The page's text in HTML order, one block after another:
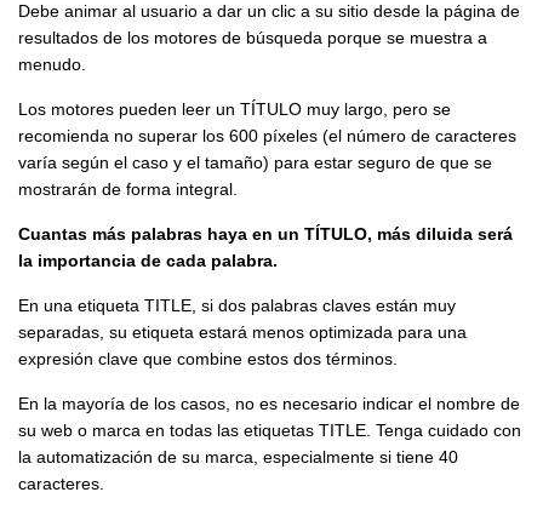
Debe animar al usuario a dar un clic a su sitio desde la página de
resultados de los motores de búsqueda porque se muestra a
menudo.
Los motores pueden leer un TÍTULO muy largo, pero se
recomienda no superar los 600 píxeles (el número de caracteres
varía según el caso y el tamaño) para estar seguro de que se
mostrarán de forma integral.
Cuantas más palabras haya en un TÍTULO, más diluida será
la importancia de cada palabra.
En una etiqueta TITLE, si dos palabras claves están muy
separadas, su etiqueta estará menos optimizada para una
expresión clave que combine estos dos términos.
En la mayoría de los casos, no es necesario indicar el nombre de
su web o marca en todas las etiquetas TITLE. Tenga cuidado con
la automatización de su marca, especialmente si tiene 40
caracteres.